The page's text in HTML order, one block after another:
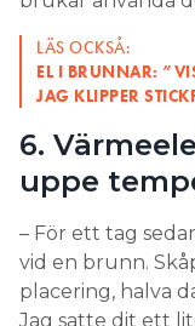
LÄS OCKSÅ:
EL I BRUNNAR:
JAG KLIPPER
6.
uppe
– För ett tag
vid en brunn.
placering, halva
Jag satte dit ett